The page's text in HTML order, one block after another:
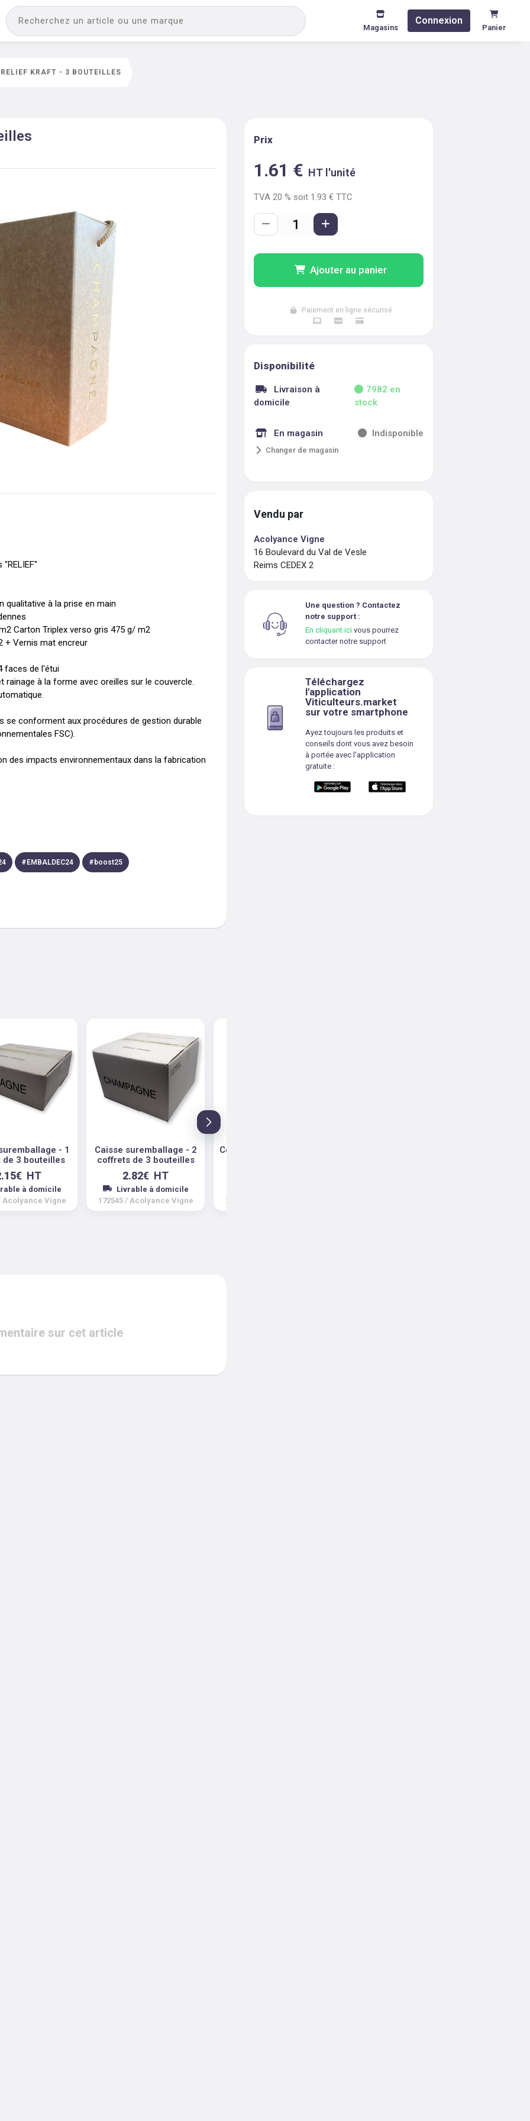
Magasins
Connexion
Panier
KRAFT - 3 BOUTEILLES
qualitative à la prise en main
Carton Triplex verso gris 475 g/ m2
+ Vernis mat encreur
faces de l'étui
rainage à la forme avec oreilles sur le couvercle.
se conforment aux procédures de gestion durable
FSC).
des impacts environnementaux dans la fabrication
# EMBALDEC24 # boost25
- 1
de 3 bouteilles
€ HT
à domicile
Acolyance Vigne
Caisse suremballage - 2
coffrets de 3 bouteilles
2.82€ HT
Livrable à domicile
172545 / Acolyance Vigne
Coffret Relief blanc noir -
209825
sur cet article
Prix
1.61 € HT l'unité
TVA20 % soit 1.93 € TTC
Ajouter au panier
Paiement en ligne sécurisé
Disponibilité
Livraison à
domicile
7982 en
stock
En magasin Indisponible
Changer de magasin
Vendu par
Acolyance Vigne
16 Boulevard du Val de Vesle
Reims CEDEX 2
Une question ? Contactez
notre support :
En cliquant ici vous pourrez
contacter notre support
Téléchargez
l'application
Viticulteurs.market
sur votre smartphone
Ayez toujours les produits et
conseils dont vous avez besoin
à portée avec l'application
gratuite :